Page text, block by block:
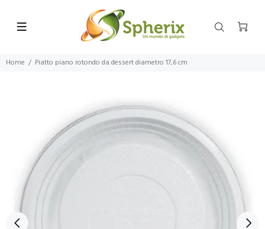
Home Piatto piano rotondo da dessert diametro 17,6 cm